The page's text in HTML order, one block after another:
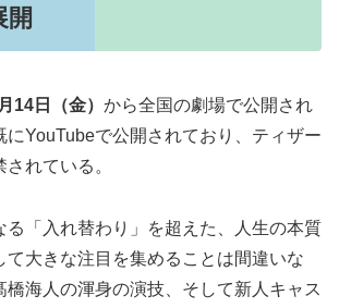
開
14日（金） から全国の劇場で公開され
にYouTubeで公開されており、ティザー
れている。
る「入れ替わり」を超えた、人生の本質
て大きな注目を集めることは間違いな
橋海人の渾身の演技、そして新人キャス